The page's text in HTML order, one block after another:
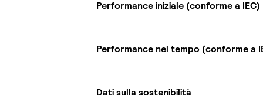
Performance iniziale (conforme a IEC)
Performance nel tempo (conforme a
Dati sulla sostenibilità